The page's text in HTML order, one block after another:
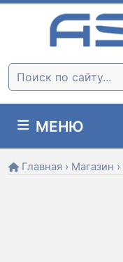
Skip
Поиск:
МЕНЮ
Главная › Магазин ›